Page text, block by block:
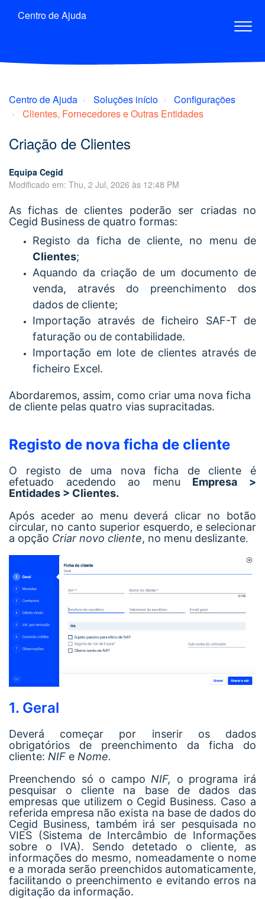
Centro de Ajuda
Centro de Ajuda Soluções início
Configurações
Clientes, Fornecedores e Outras Entidades
Criação de Clientes
Equipa Cegid
Modificado em: Thu, 2 Jul, 2026 às 12:48 PM
As fichas de clientes poderão ser criadas no
Cegid Business de quatro formas:
Registo da ficha de cliente, no menu de
Clientes;
Aquando da criação de um documento de
venda, através do preenchimento dos
dados de cliente;
Importação através de ficheiro SAF-T de
faturação ou de contabilidade.
Importação em lote de clientes através de
ficheiro Excel.
Abordaremos, assim, como criar uma nova ficha
de cliente pelas quatro vias supracitadas.
Registo de nova ficha de cliente
O registo de uma nova ficha de cliente é
efetuado acedendo ao menu Empresa >
Entidades > Clientes.
Após aceder ao menu deverá clicar no botão
circular, no canto superior esquerdo, e selecionar
a opção Criar novo cliente, no menu deslizante.
1. Geral
Deverá começar por inserir os dados
obrigatórios de preenchimento da ficha do
cliente: NIF e Nome.
Preenchendo só o campoNIF,
o programa irá
pesquisar o cliente na base de dados das
empresas que utilizem o Cegid Business. Caso a
referida empresa não exista na base de dados do
Cegid Business, também irá ser pesquisada no
VIES (Sistema de Intercâmbio de Informações
sobre o IVA). Sendo detetado o cliente, as
informações do mesmo, nomeadamente o nome
e a morada serão preenchidos automaticamente,
facilitando o preenchimento e evitando erros na
digitação da informação.